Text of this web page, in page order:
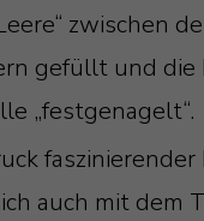
zwischen
gefüllt und die
„festgenagelt“.
auch mit dem